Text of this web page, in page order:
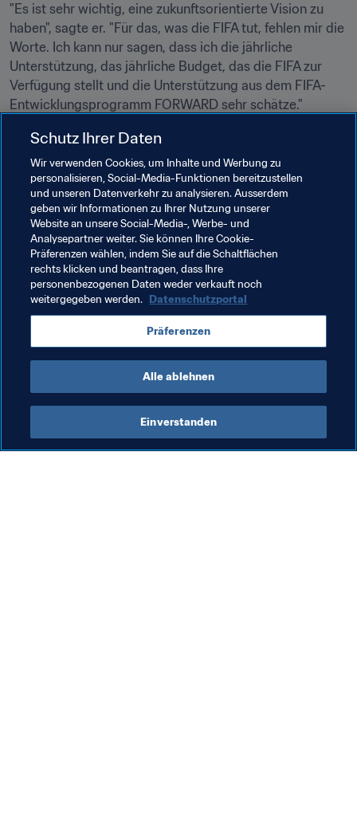
"Es ist sehr wichtig, eine zukunftsorientierte Vision zu
haben", sagte er. "Für das, was die FIFA tut, fehlen mir die
Worte. Ich kann nur sagen, dass ich die jährliche
Unterstützung, das jährliche Budget, das die FIFA zur
Verfügung stellt und die Unterstützung aus dem FIFA-
Entwicklungsprogramm FORWARD sehr schätze."
Abschließend teilte Sidat mit, dass auch FIFA
FORWARD-Projekte in Mosambik, insbesondere in den
Provinzen, besprochen wurden. "Wir haben auch über
das neue Nationale Zentrum gesprochen, das für uns
überaus wichtig ist. Die Unterstützung der FIFA war sehr
wichtig und [das neue Zentrum] wurde vom FIFA-
Verwandte Themen
FIFA-Präsident Mozambique CAF
Schutz Ihrer Daten
Wir verwenden Cookies, um Inhalte und Werbung zu
personalisieren, Social-Media-Funktionen bereitzustellen
und unseren Datenverkehr zu analysieren. Ausserdem
geben wir Informationen zu Ihrer Nutzung unserer
Website an unsere Social-Media-, Werbe- und
Analysepartner weiter. Sie können Ihre Cookie-
Präferenzen wählen, indem Sie auf die Schaltflächen
rechts klicken und beantragen, dass Ihre
personenbezogenen Daten weder verkauft noch
weitergegeben werden. Datenschutzportal
Präferenzen
Alle ablehnen
Einverstanden